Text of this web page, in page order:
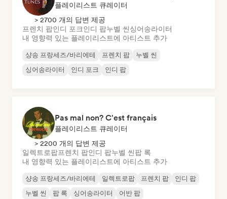
플레이리스트 큐레이터
> 2700 개의 답변 제공
프렌치 팝인디 포크인디 팝누벨 씬싱어송라이터
내 영향력 있는 플레이리스트에 아티스트 추가
샹송 프랑세즈/바리에테 프렌치 팝
누벨 씬
싱어송라이터
인디 포크 인디 팝
Pas mal non? C'est français
플레이리스트 큐레이터
> 2200 개의 답변 제공
일렉트로팝프렌치 팝인디 팝누벨 씬팝 록
내 영향력 있는 플레이리스트에 아티스트 추가
샹송 프랑세즈/바리에테 일렉트로팝 프렌치 팝
인디 팝
누벨 씬
팝 록 싱어송라이터 어반 팝